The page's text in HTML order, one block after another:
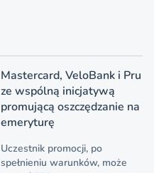
Mastercard, VeloBank i Pru
ze wspólną inicjatywą
promującą oszczędzanie na
emeryturę
Uczestnik promocji, po
spełnieniu warunków, może